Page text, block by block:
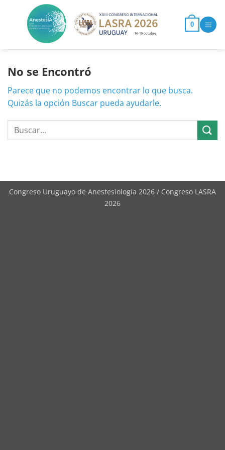
contenido
0
No se Encontró
Parece que no podemos encontrar lo que busca.
Quizás la opción Buscar pueda ayudarle.
Congreso Uruguayo de Anestesiología 2026 / Congreso LASRA
2026